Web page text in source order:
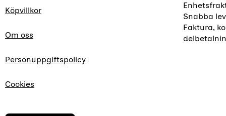
Köpvillkor
Om oss
Personuppgiftspolicy
Cookies
Snabba
Faktura,